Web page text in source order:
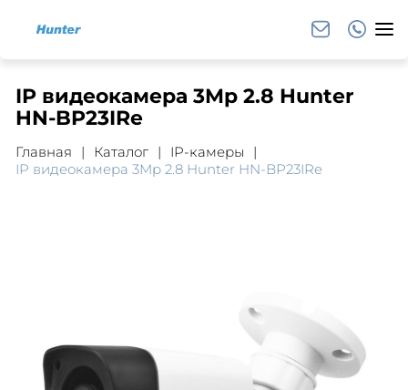
IP видеокамера 3Mp 2.8 Hunter
HN-BP23IRe
Главная Каталог
IP-камеры
IP видеокамера 3Mp 2.8 Hunter HN-BP23IRe